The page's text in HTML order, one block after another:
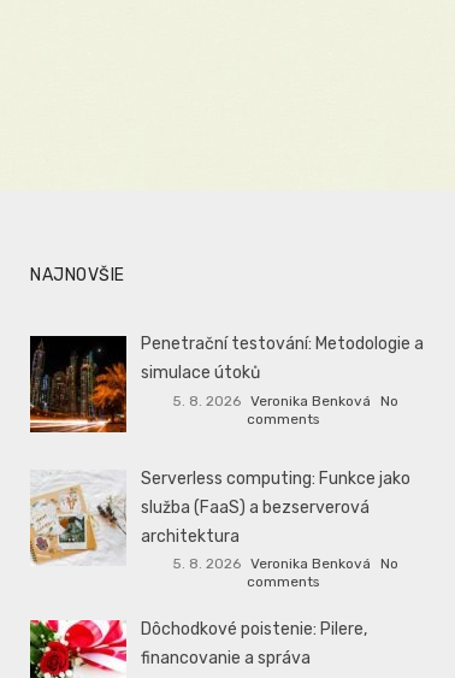
NAJNOVŠIE
Penetrační testování: Metodologie a
simulace útoků
5. 8. 2026 Veronika Benková
No
comments
Serverless computing: Funkce jako
služba (FaaS) a bezserverová
architektura
5. 8. 2026 Veronika Benková
No
comments
Dôchodkové poistenie: Pilere,
financovanie a správa